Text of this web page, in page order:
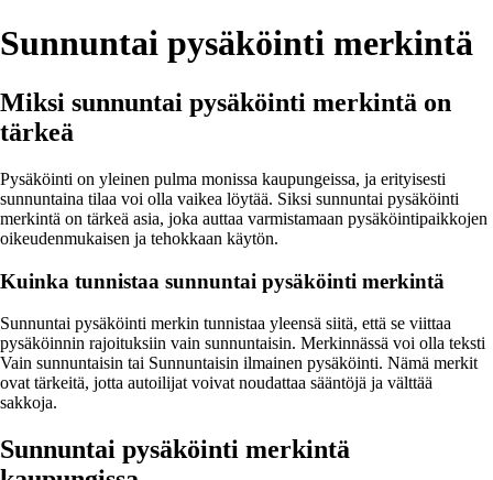
Sunnuntai pysäköinti merkintä
Miksi sunnuntai pysäköinti merkintä on
tärkeä
Pysäköinti on yleinen pulma monissa kaupungeissa, ja erityisesti
sunnuntaina tilaa voi olla vaikea löytää. Siksi sunnuntai pysäköinti
merkintä on tärkeä asia, joka auttaa varmistamaan pysäköintipaikkojen
oikeudenmukaisen ja tehokkaan käytön.
Kuinka tunnistaa sunnuntai pysäköinti merkintä
Sunnuntai pysäköinti merkin tunnistaa yleensä siitä, että se viittaa
pysäköinnin rajoituksiin vain sunnuntaisin. Merkinnässä voi olla teksti
Vain sunnuntaisin tai Sunnuntaisin ilmainen pysäköinti. Nämä merkit
ovat tärkeitä, jotta autoilijat voivat noudattaa sääntöjä ja välttää
sakkoja.
Sunnuntai pysäköinti merkintä